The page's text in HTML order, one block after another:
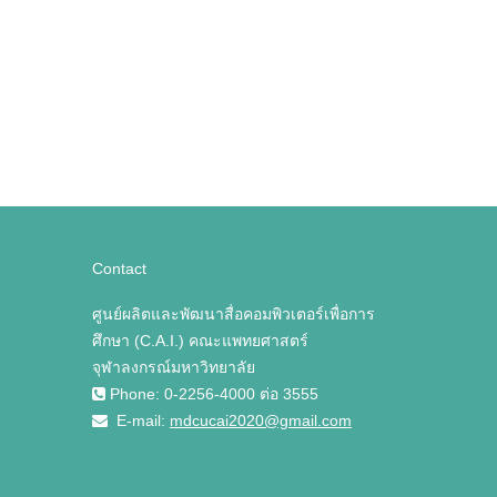
Contact
ศูนย์ผลิตและพัฒนาสื่อคอมพิวเตอร์เพื่อการ
ศึกษา (C.A.I.) คณะแพทยศาสตร์
จุฬาลงกรณ์มหาวิทยาลัย
Phone: 0-2256-4000 ต่อ 3555
E-mail: mdcucai2020@gmail.com